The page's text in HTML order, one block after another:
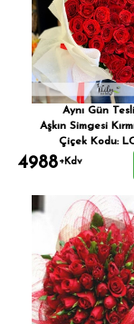
Aynı Gün
Aşkın Simgesi
Çiçek Kodu:
4988+Kdv